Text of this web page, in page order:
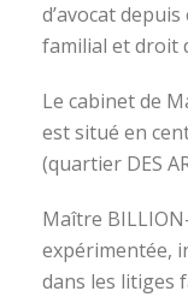
d’avocat
familial et droit
Le cabinet de
est situé en
(quartier DES
Maître
expérimentée,
dans les litiges